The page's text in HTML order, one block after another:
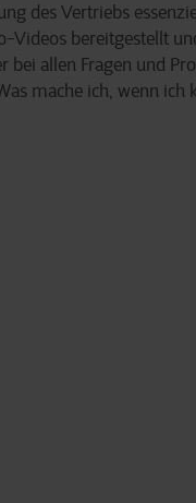
des Vertriebs
Videos bereitgestellt
bei allen Fragen und
mache ich, wenn ich